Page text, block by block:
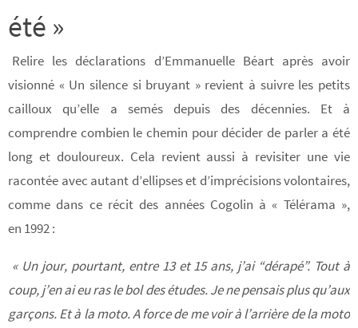
été »
Relire les déclarations d’Emmanuelle Béart après avoir
visionné « Un silence si bruyant » revient à suivre les petits
cailloux qu’elle a semés depuis des décennies. Et à
comprendre combien le chemin pour décider de parler a été
long et douloureux. Cela revient aussi à revisiter une vie
racontée avec autant d’ellipses et d’imprécisions volontaires,
comme dans ce récit des années Cogolin à « Télérama »,
en 1992 :
« Un jour, pourtant, entre 13 et 15 ans, j’ai “dérapé”. Tout à
coup, j’en ai eu ras le bol des études. Je ne pensais plus qu’aux
garçons. Et à la moto. A force de me voir à l’arrière de la moto